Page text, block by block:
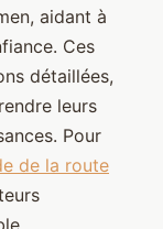
aidant à
Ces
détaillées,
leurs
Pour
de la route